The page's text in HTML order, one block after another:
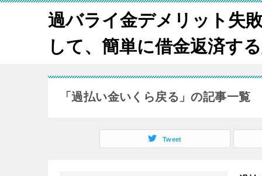
過バライ金デメリット失
して、簡単に借金返済す
「過払い金いくら戻る」の記事一覧
Tweet